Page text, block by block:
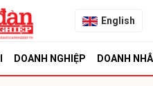
English
DOANH NGHIỆP DOANH